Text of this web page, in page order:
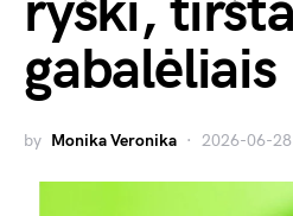
ryški,
gabalėliais
by Monika Veronika 2026-06-28